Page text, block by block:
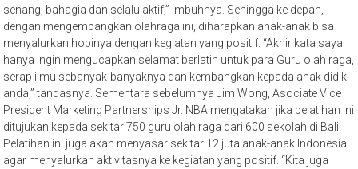
senang, bahagia dan selalu aktif,” imbuhnya. Sehingga ke depan,
dengan mengembangkan olahraga ini, diharapkan anak-anak bisa
menyalurkan hobinya dengan kegiatan yang positif. “Akhir kata saya
hanya ingin mengucapkan selamat berlatih untuk para Guru olah raga,
serap ilmu sebanyak-banyaknya dan kembangkan kepada anak didik
anda,” tandasnya. Sementara sebelumnya Jim Wong, Asociate Vice
President Marketing Partnerships Jr. NBA mengatakan jika pelatihan ini
ditujukan kepada sekitar 750 guru olah raga dari 600 sekolah di Bali.
Pelatihan ini juga akan menyasar sekitar 12 juta anak-anak Indonesia
agar menyalurkan aktivitasnya ke kegiatan yang positif. “Kita juga